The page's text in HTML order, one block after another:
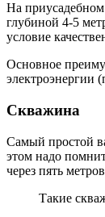
На
глубиной 4-5
условие
Основное
электроэнергии
Скважина
Самый простой
этом надо
через пять
Такие